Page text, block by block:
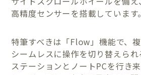
高精度センサーを搭載しています。
特筆すべきは「Flow」機能で、
シームレスに操作を切り替えら
ステーションとノートPCを行き